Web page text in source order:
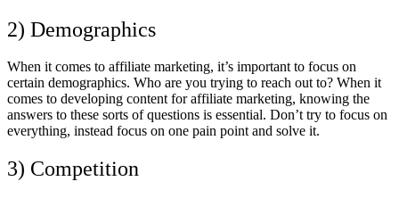
2) Demographics
When it comes to affiliate marketing, it’s important to focus on
certain demographics. Who are you trying to reach out to? When it
comes to developing content for affiliate marketing, knowing the
answers to these sorts of questions is essential. Don’t try to focus on
everything, instead focus on one pain point and solve it.
3) Competition